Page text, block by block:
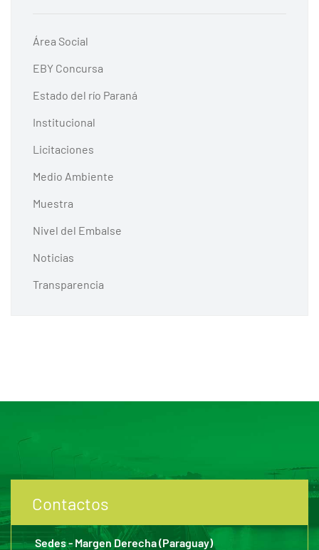
Área Social
EBY Concursa
Estado del río Paraná
Institucional
Licitaciones
Medio Ambiente
Muestra
Nivel del Embalse
Noticias
Transparencia
Contactos
Sedes - Margen Derecha (Paraguay)